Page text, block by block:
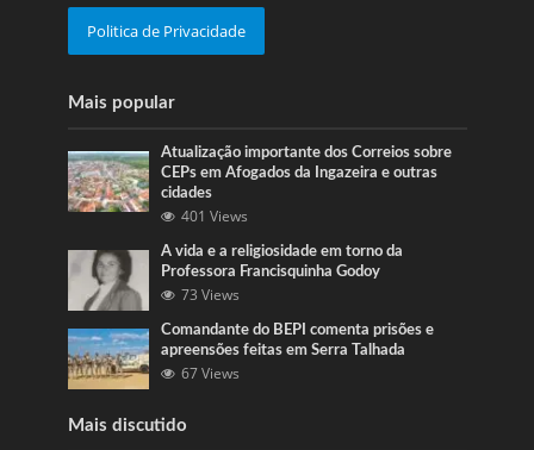
Politica de Privacidade
Mais popular
Atualização importante dos Correios sobre
CEPs em Afogados da Ingazeira e outras
cidades
401 Views
A vida e a religiosidade em torno da
Professora Francisquinha Godoy
73 Views
Comandante do BEPI comenta prisões e
apreensões feitas em Serra Talhada
67 Views
Mais discutido